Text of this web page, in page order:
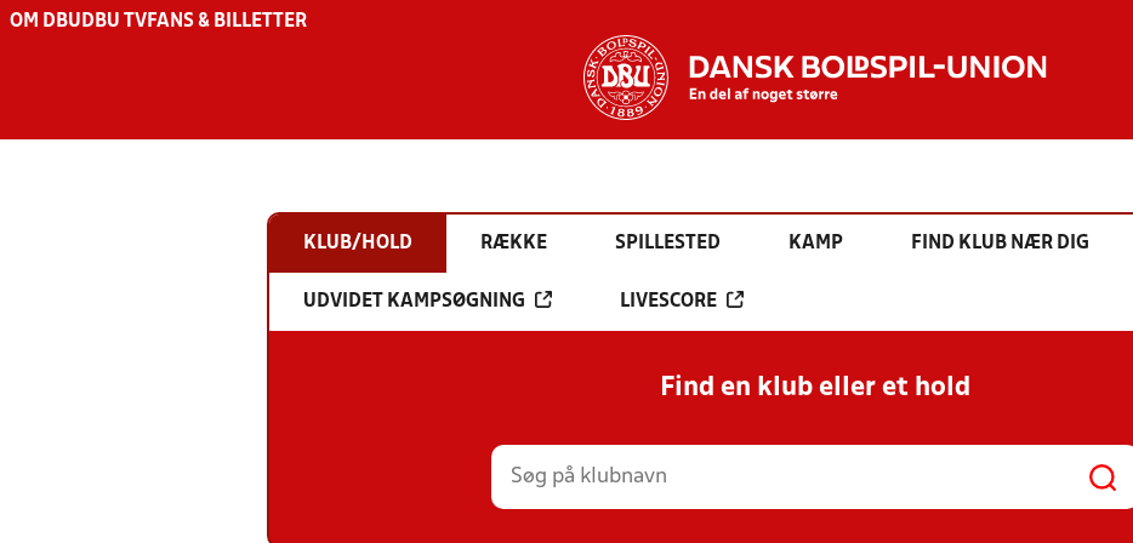
OM DBU DBU TV FANS & BILLETTER
KLUB/HOLD RÆKKE SPILLESTED KAMP FIND KLUB NÆR DIG
UDVIDET KAMPSØGNING LIVESCORE
Find en klub eller et hold